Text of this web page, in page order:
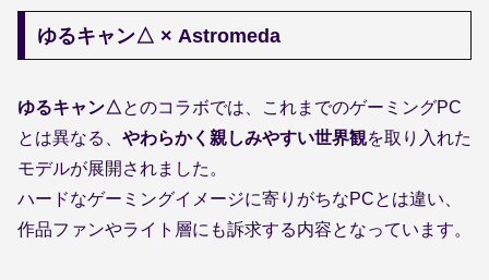
ゆるキャン△ × Astromeda
ゆるキャン△とのコラボでは、これまでのゲーミングPC
とは異なる、 やわらかく親しみやすい世界観を取り入れた
モデルが展開されました。
ハードなゲーミングイメージに寄りがちなPCとは違い、
作品ファンやライト層にも訴求する内容となっています。